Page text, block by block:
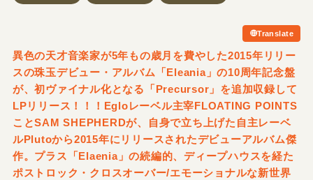
Translate
異色の天才音楽家が5年もの歳月を費やした2015年リリー
スの珠玉デビュー・アルバム「Eleania」の10周年記念盤
が、初ヴァイナル化となる「Precursor」を追加収録して
LPリリース！！！Egloレーベル主宰FLOATING POINTS
ことSAM SHEPHERDが、自身で立ち上げた自主レーベ
ルPlutoから2015年にリリースされたデビューアルバム傑
作。プラス「Elaenia」の続編的、ディープハウスを経た
ポストロック・クロスオーバー/エモーショナルな新世界